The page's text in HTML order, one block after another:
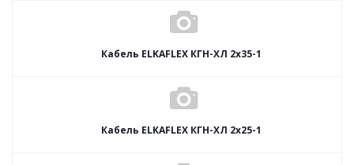
Кабель ELKAFLEX КГН-ХЛ 2x35-1
Кабель ELKAFLEX КГН-ХЛ 2x25-1